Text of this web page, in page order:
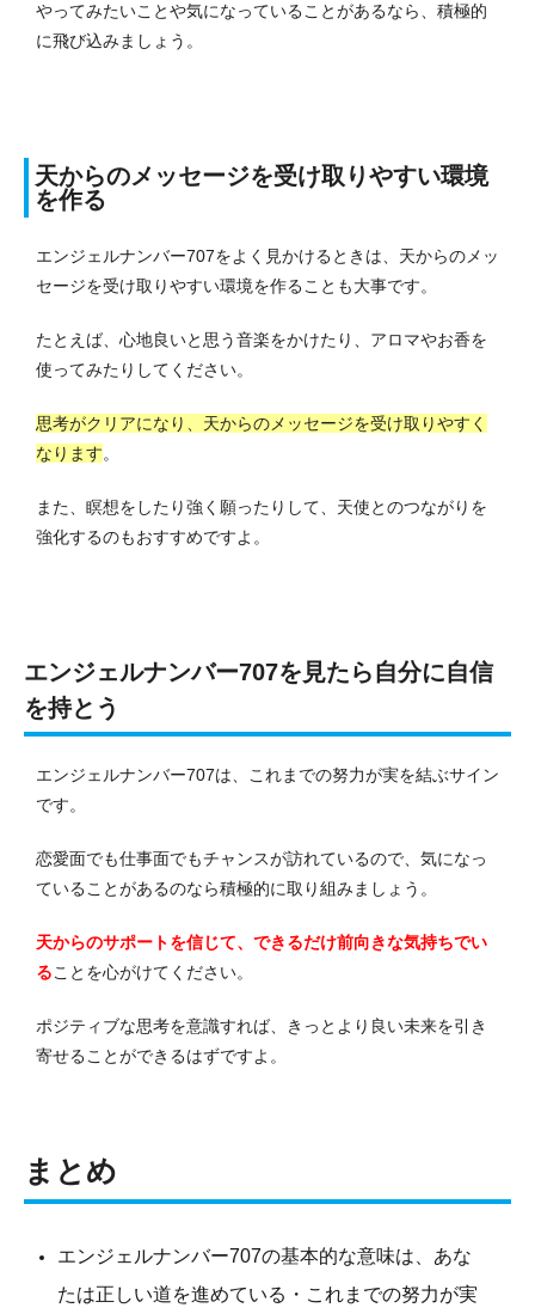
やってみたいことや気になっていることがあるなら、積極的
に飛び込みましょう。
天からのメッセージを受け取りやすい環境
を作る
エンジェルナンバー707をよく見かけるときは、天からのメッ
セージを受け取りやすい環境を作ることも大事です。
たとえば、心地良いと思う音楽をかけたり、アロマやお香を
使ってみたりしてください。
思考がクリアになり、天からのメッセージを受け取りやすく
なります。
また、瞑想をしたり強く願ったりして、天使とのつながりを
強化するのもおすすめですよ。
エンジェルナンバー707を見たら自分に自信
を持とう
エンジェルナンバー707は、これまでの努力が実を結ぶサイン
です。
恋愛面でも仕事面でもチャンスが訪れているので、気になっ
ていることがあるのなら積極的に取り組みましょう。
天からのサポートを信じて、できるだけ前向きな気持ちでい
ることを心がけてください。
ポジティブな思考を意識すれば、きっとより良い未来を引き
寄せることができるはずですよ。
まとめ
エンジェルナンバー707の基本的な意味は、あな
たは正しい道を進めている・これまでの努力が実